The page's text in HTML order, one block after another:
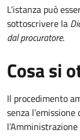
L'istanza può
sottoscrivere la
dal procuratore.
Cosa si
Il procedimento
senza